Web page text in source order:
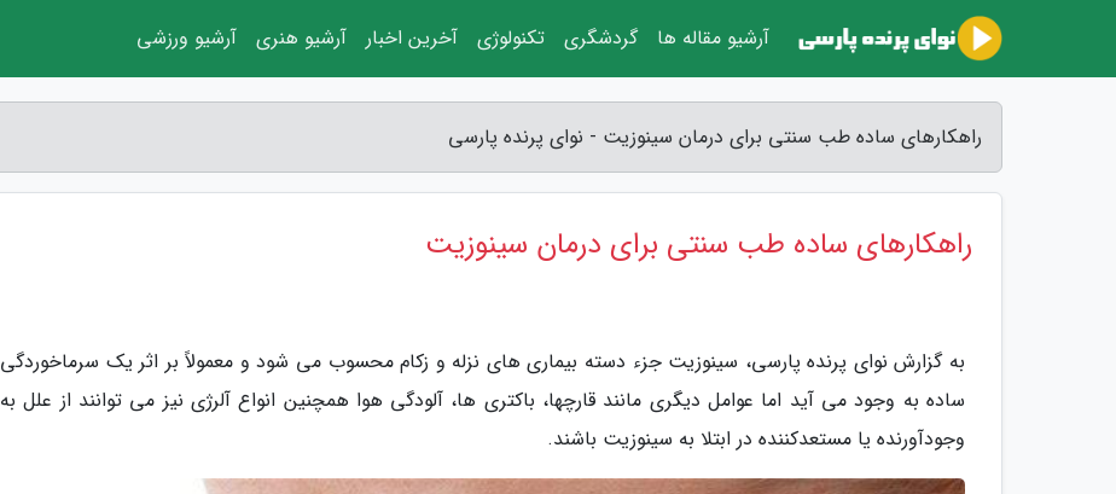
راهکارهای ساده طب سنتی برای درمان سینوزیت - نوای پرنده پارسی
راهکارهای ساده طب سنتی برای درمان سینوزیت
به گزارش نوای پرنده پارسی، سینوزیت جزء دسته بیماری های نزله و زکام محسوب می شود و معمولاً بر اثر یک سرماخوردگی
ساده به وجود می آید اما عوامل دیگری مانند قارچها، باکتری ها، آلودگی هوا همچنین انواع آلرژی نیز می توانند از علل به
وجودآورنده یا مستعدکننده در ابتلا به سینوزیت باشند.
آرشیو مقاله ها گردشگری تکنولوژی آخرین اخبار آرشیو هنری آرشیو ورزشی